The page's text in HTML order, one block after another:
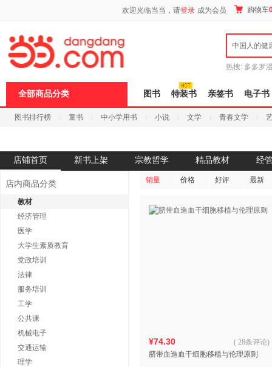
欢迎光临当当，请登录 成为会员 购物车
中国人的健
热搜: 多多罗
全部商品分类 图书 特装书 亲签书 电子书
图书排行榜 童书 中小学用书 小说 文学 青春文学
店铺首页 新书上架 宗教哲学 精品教材 经
店内商品分类
教材
经济管理
医学
大学生素质教育
党政培训
法律
服务培训
工学
公共课
机械电子
交通运输
理学
销量 价格 好评 最新
¥74.30
脐带血造血干细胞移植与伦理原则
( 28条评论)
页
浪
键
打